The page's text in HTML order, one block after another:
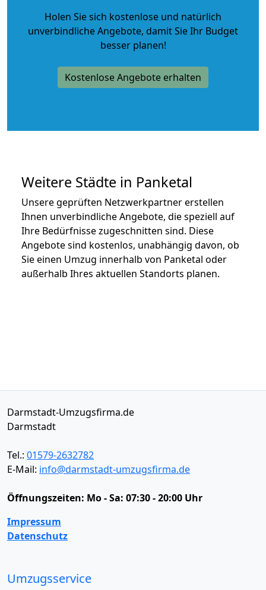
Holen Sie sich kostenlose und natürlich
unverbindliche Angebote, damit Sie Ihr Budget
besser planen!
Kostenlose Angebote erhalten
Weitere Städte in Panketal
Unsere geprüften Netzwerkpartner erstellen
Ihnen unverbindliche Angebote, die speziell auf
Ihre Bedürfnisse zugeschnitten sind. Diese
Angebote sind kostenlos, unabhängig davon, ob
Sie einen Umzug innerhalb von Panketal oder
außerhalb Ihres aktuellen Standorts planen.
Darmstadt-Umzugsfirma.de
Darmstadt
Tel.: 01579-2632782
E-Mail: info@darmstadt-umzugsfirma.de
Öffnungszeiten: Mo - Sa: 07:30 - 20:00 Uhr
Impressum
Datenschutz
Umzugsservice